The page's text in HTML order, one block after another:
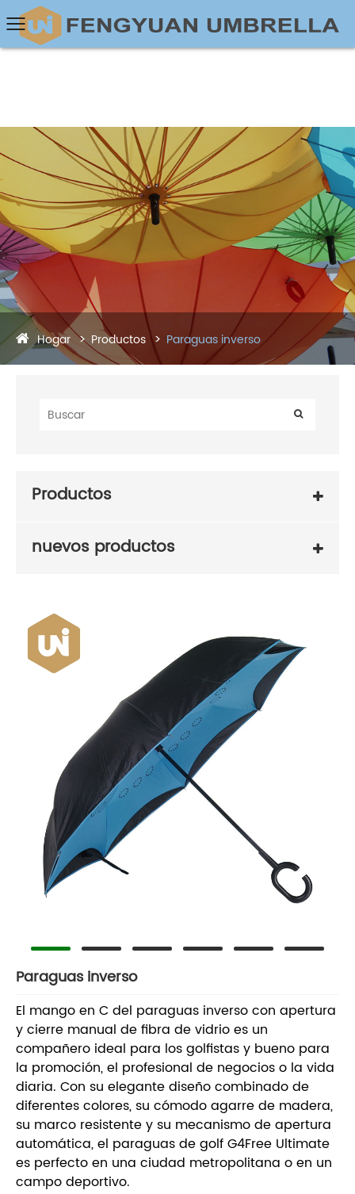
Hogar Productos Paraguas inverso
Productos
nuevos productos
Paraguas inverso
El mango en C del paraguas inverso con apertura
y cierre manual de fibra de vidrio es un
compañero ideal para los golfistas y bueno para
la promoción, el profesional de negocios o la vida
diaria. Con su elegante diseño combinado de
diferentes colores, su cómodo agarre de madera,
su marco resistente y su mecanismo de apertura
automática, el paraguas de golf G4Free Ultimate
es perfecto en una ciudad metropolitana o en un
campo deportivo.